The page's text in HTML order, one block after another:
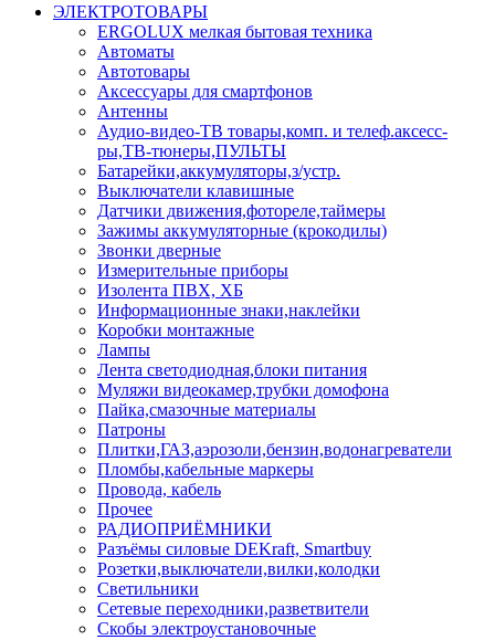
ЭЛЕКТРОТОВАРЫ
ERGOLUX мелкая бытовая техника
Автоматы
Автотовары
Аксессуары для смартфонов
Антенны
Аудио-видео-ТВ товары,комп. и телеф.аксесс-
ры,ТВ-тюнеры,ПУЛЬТЫ
Батарейки,аккумуляторы,з/устр.
Выключатели клавишные
Датчики движения,фотореле,таймеры
Зажимы аккумуляторные (крокодилы)
Звонки дверные
Измерительные приборы
Изолента ПВХ, ХБ
Информационные знаки,наклейки
Коробки монтажные
Лампы
Лента светодиодная,блоки питания
Муляжи видеокамер,трубки домофона
Пайка,смазочные материалы
Патроны
Плитки,ГАЗ,аэрозоли,бензин,водонагреватели
Пломбы,кабельные маркеры
Провода, кабель
Прочее
РАДИОПРИЁМНИКИ
Разъёмы силовые DEKraft, Smartbuy
Розетки,выключатели,вилки,колодки
Светильники
Сетевые переходники,разветвители
Скобы электроустановочные